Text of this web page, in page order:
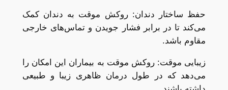
حفظ ساختار دندان: روکش موقت به دندان کمک
می‌کند تا در برابر فشار جویدن و تماس‌های خارجی
مقاوم باشد.
زیبایی موقت: روکش موقت به بیماران این امکان را
می‌دهد که در طول درمان ظاهری زیبا و طبیعی